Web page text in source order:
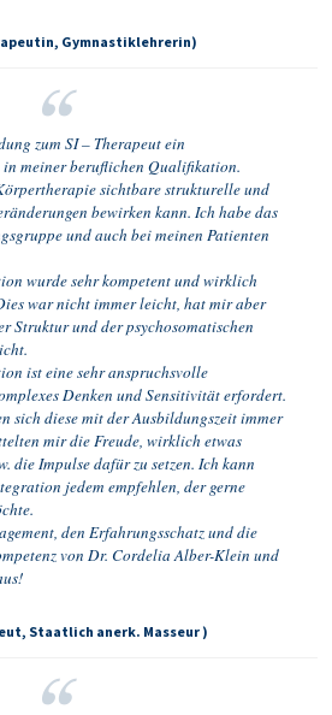
Gymnastiklehrerin)
zum SI – Therapeut ein
in meiner beruflichen Qualifikation.
sichtbare strukturelle und
bewirken kann. Ich habe das
und auch bei meinen Patienten
wurde sehr kompetent und wirklich
war nicht immer leicht, hat mir aber
Struktur und der psychosomatischen
ist eine sehr anspruchsvolle
Denken und Sensitivität erfordert.
sich diese mit der Ausbildungszeit immer
mir die Freude, wirklich etwas
die Impulse dafür zu setzen. Ich kann
jedem empfehlen, der gerne
den Erfahrungsschatz und die
von Dr. Cordelia Alber-Klein und
Staatlich anerk. Masseur )